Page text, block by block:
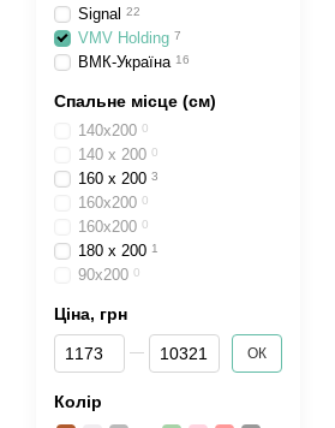
Signal 22
VMV Holding 7
ВМК-Україна 16
Спальне місце (см)
140x200 0
140 x 200 0
160 x 200 3
160x200 0
160х200 0
180 x 200 1
90x200 0
Ціна, грн
Від Ціна, грн
До Ціна, грн ОК
Колір